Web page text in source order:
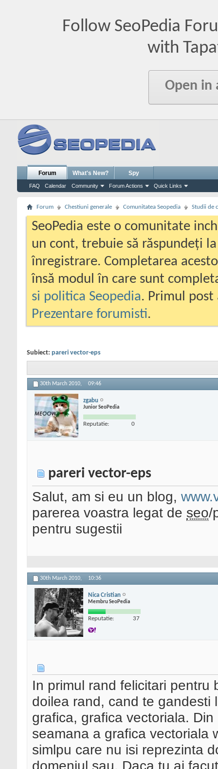
Follow SeoPedia
with
Open in
Forum
FAQ Calendar Community Forum Actions Quick Links
What's New? Spy
Forum Chestiuni generale Comunitatea Seopedia Studii de
SeoPedia este o comunitate
un cont, trebuie să răspundeți
înregistrare. Completarea
însă modul în care sunt
si politica Seopedia. Primul
Prezentare forumisti.
Subiect: pareri vector-eps
30th March 2010, 09:46
zgabu
Junior SeoPedia
Reputatie: 0
pareri vector-eps
Salut, am si eu un blog,
parerea voastra legat de seo/
pentru sugestii
30th March 2010, 10:36
Nica Cristian
Membru SeoPedia
Reputatie: 37
In primul rand felicitari pentru
doilea rand, cand te gandesti
grafica, grafica vectoriala.
seamana a grafica vectoriala
simlpu care nu isi reprezinta
domeniul sau. Daca tu ai